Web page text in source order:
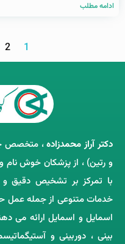
ادامه مطلب
1
2
دکتر آراز محمدزاده، متخصص
و رتین) ، از پزشکان خوش ‌نام
با تمرکز بر تشخیص دقیق
خدمات متنوعی از جمله عمل
اسمایل و اسمایل ارائه می
‌بینی ، دوربینی و